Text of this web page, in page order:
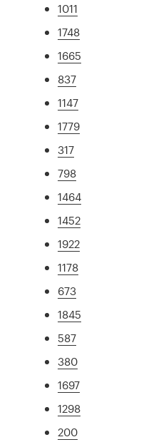
1011
1748
1665
837
1147
1779
317
798
1464
1452
1922
1178
673
1845
587
380
1697
1298
200